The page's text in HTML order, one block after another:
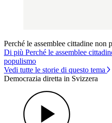
Perché le assemblee cittadine non
Di più Perché le assemblee
populismo
Vedi tutte le storie di questo tema
Democrazia diretta in Svizzera